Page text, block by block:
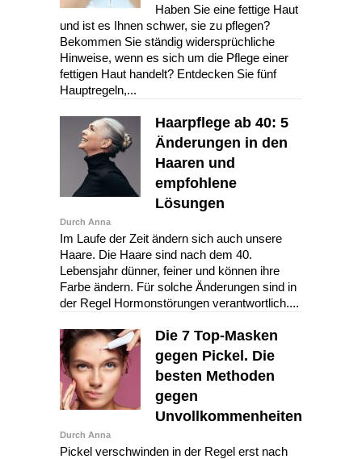
Haben Sie eine fettige Haut
und ist es Ihnen schwer, sie zu pflegen?
Bekommen Sie ständig widersprüchliche
Hinweise, wenn es sich um die Pflege einer
fettigen Haut handelt? Entdecken Sie fünf
Hauptregeln,...
Haarpflege ab 40: 5
Änderungen in den
Haaren und
empfohlene
Lösungen
Durch Anna
Im Laufe der Zeit ändern sich auch unsere
Haare. Die Haare sind nach dem 40.
Lebensjahr dünner, feiner und können ihre
Farbe ändern. Für solche Änderungen sind in
der Regel Hormonstörungen verantwortlich....
Die 7 Top-Masken
gegen Pickel. Die
besten Methoden
gegen
Unvollkommenheiten
Durch Anna
Pickel verschwinden in der Regel erst nach